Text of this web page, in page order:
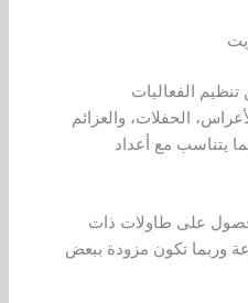
الفعاليات
الحفلات، والعزائم
يتناسب مع أعداد
على طاولات ذات
وربما تكون مزودة ببعض